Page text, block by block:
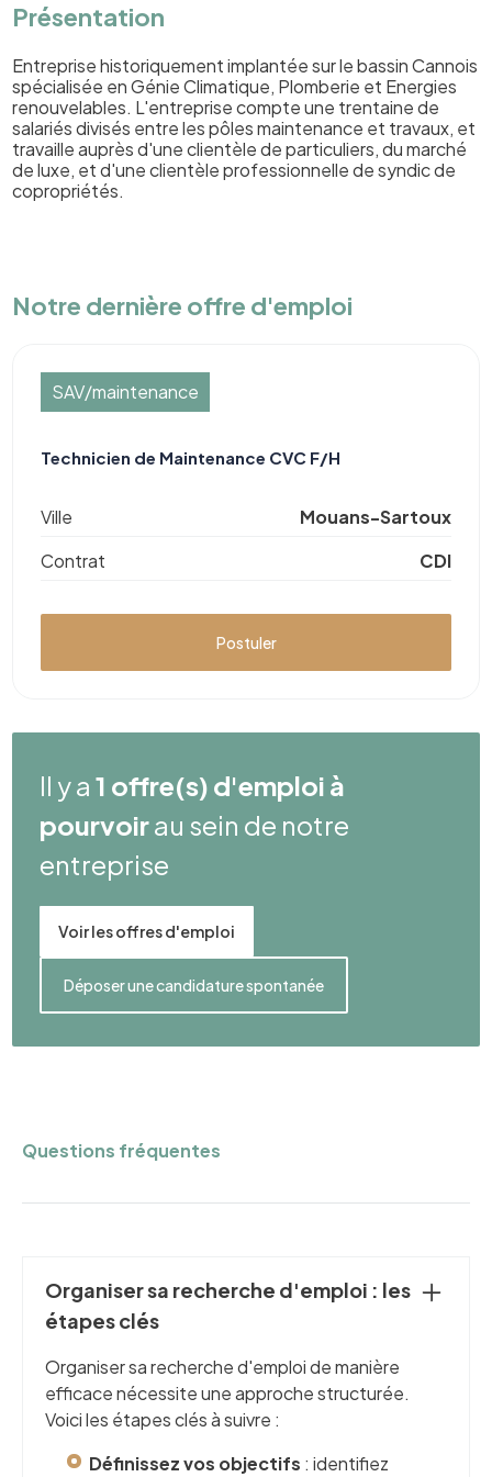
Présentation
Entreprise historiquement implantée sur le bassin Cannois
spécialisée en Génie Climatique, Plomberie et Energies
renouvelables. L'entreprise compte une trentaine de
salariés divisés entre les pôles maintenance et travaux, et
travaille auprès d'une clientèle de particuliers, du marché
de luxe, et d'une clientèle professionnelle de syndic de
copropriétés.
Notre dernière offre d'emploi
SAV/maintenance
Technicien de Maintenance CVC F/H
Ville
Mouans-Sartoux
Contrat
CDI
Postuler
Il y a1 offre(s) d'emploi à
pourvoirau sein de notre
entreprise
Voir les offres d'emploi
Déposer une candidature spontanée
Questions fréquentes
Organiser sa recherche d'emploi : les
étapes clés
Organiser sa recherche d'emploi de manière
efficace nécessite une approche structurée.
Voici les étapes clés à suivre :
Définissez vos objectifs : identifiez